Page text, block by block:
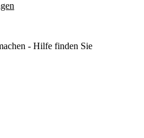
- Hilfe finden Sie